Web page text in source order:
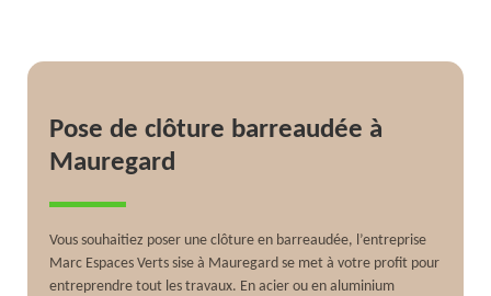
Pose de clôture barreaudée à
Mauregard
Vous souhaitiez poser une clôture en barreaudée, l’entreprise
Marc Espaces Verts sise à Mauregard se met à votre profit pour
entreprendre tout les travaux. En acier ou en aluminium